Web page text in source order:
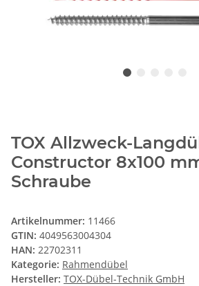
TOX Allzweck-
Constructor 8x100
Schraube
Artikelnummer: 11466
GTIN: 4049563004304
HAN: 22702311
Kategorie: Rahmendübel
Hersteller: TOX-Dübel-Technik GmbH